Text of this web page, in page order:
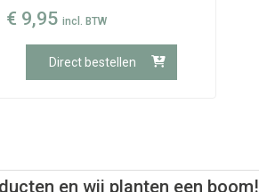
€ 9,95 incl. BTW
Direct bestellen
en wij planten een boom!